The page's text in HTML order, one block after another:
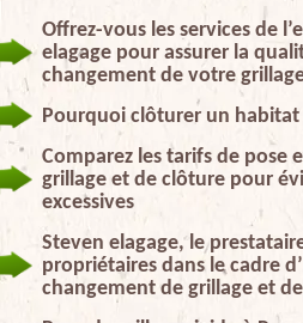
Offrez-vous les services de
elagage pour assurer la
changement de votre
Pourquoi clôturer un habitat
Comparez les tarifs de pose
grillage et de clôture pour
excessives
Steven elagage, le
propriétaires dans le cadre
changement de grillage et